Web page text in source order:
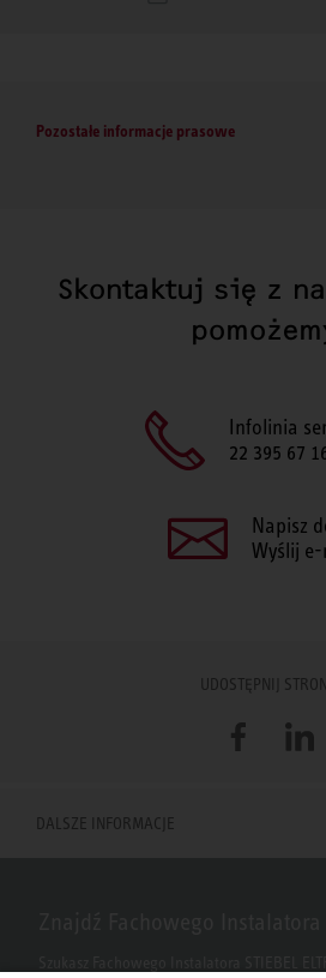
Pozostałe informacje prasowe
Skontaktuj się z
Infolinia
22 395 67
Napisz
Wyślij
UDOSTĘPNIJ STRONĘ
Facebook
DALSZE INFORMACJE